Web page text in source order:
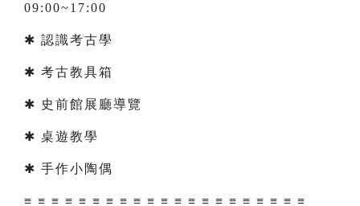
09:00~17:00
✱ 認識考古學
✱ 考古教具箱
✱ 史前館展廳導覽
✱ 桌遊教學
✱ 手作小陶偶
≡ ≡ ≡ ≡ ≡ ≡ ≡ ≡ ≡ ≡ ≡ ≡ ≡ ≡ ≡ ≡ ≡ ≡ ≡ ≡ ≡